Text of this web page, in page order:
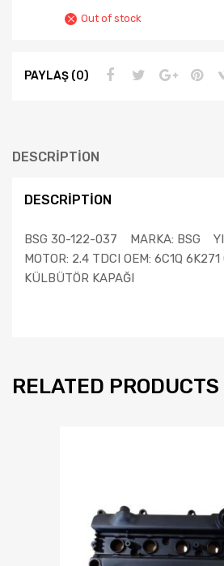
Out of stock
PAYLAŞ (0)
DESCRIPTION
DESCRIPTION
BSG 30-122-037 MARKA: BSG
MOTOR: 2.4 TDCI OEM: 6C1Q
KÜLBÜTÖR KAPAĞI
RELATED PRODUCTS